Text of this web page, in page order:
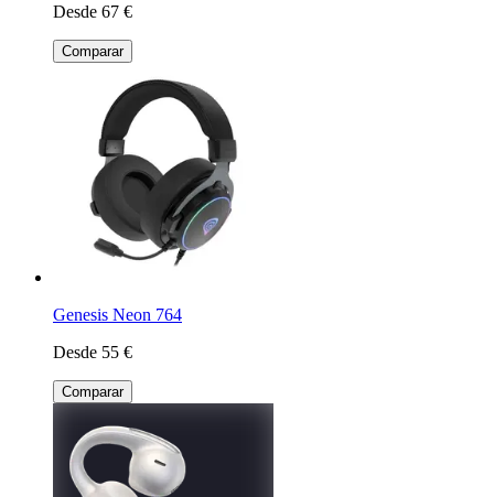
Desde 67 €
Comparar
Genesis Neon 764
Desde 55 €
Comparar